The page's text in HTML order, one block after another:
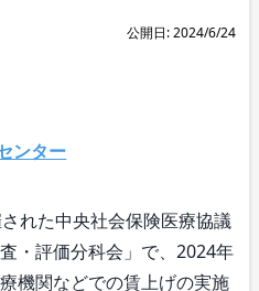
公開日: 2024/6/24
ンター
れた中央社会保険医療協議
・評価分科会」で、2024年
機関などでの賃上げの実施